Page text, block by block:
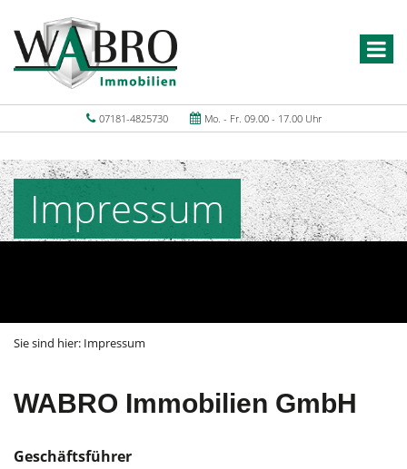
07181-4825730 Mo. - Fr. 09.00 - 17.00 Uhr
Impressum
Sie sind hier: Impressum
WABRO Immobilien GmbH
Geschäftsführer